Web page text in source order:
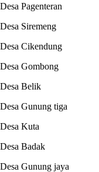
Desa Pagenteran
Desa Siremeng
Desa Cikendung
Desa Gombong
Desa Belik :
Desa Gunung
Desa Kuta :
Desa Badak :
Desa Gunung